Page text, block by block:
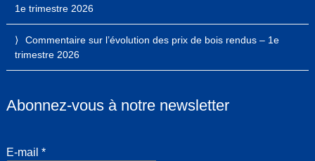
1e trimestre 2026
Commentaire sur l’évolution des prix de bois rendus – 1e
trimestre 2026
Abonnez-vous à notre newsletter
E-mail *